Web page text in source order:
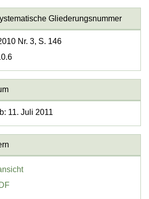
Gliederungsnummer
Nr. 3, S. 146
11. Juli 2011